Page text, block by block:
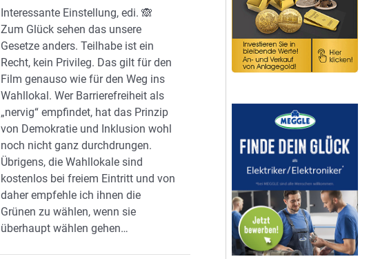
Interessante Einstellung, edi. 🙈
Zum Glück sehen das unsere
Gesetze anders. Teilhabe ist ein
Recht, kein Privileg. Das gilt für den
Film genauso wie für den Weg ins
Wahllokal. Wer Barrierefreiheit als
„nervig“ empfindet, hat das Prinzip
von Demokratie und Inklusion wohl
noch nicht ganz durchdrungen.
Übrigens, die Wahllokale sind
kostenlos bei freiem Eintritt und von
daher empfehle ich ihnen die
Grünen zu wählen, wenn sie
überhaupt wählen gehen…